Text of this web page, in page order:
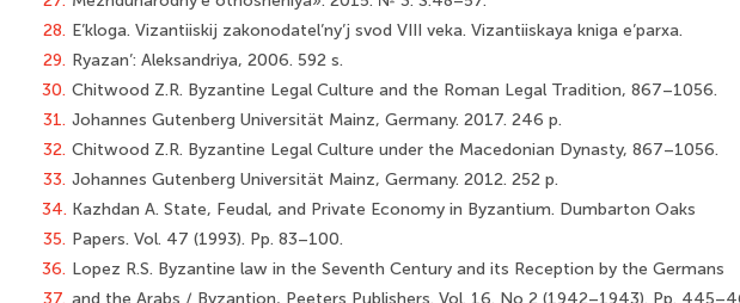
28. E’kloga. Vizantiiskij zakonodatel’ny’j svod VIII veka. Vizantiiskaya kniga e’parxa.
29. Ryazan’: Aleksandriya, 2006. 592 s.
30. Chitwood Z.R. Byzantine Legal Culture and the Roman Legal Tradition, 867–1056.
31. Johannes Gutenberg Universität Mainz, Germany. 2017. 246 p.
32. Chitwood Z.R. Byzantine Legal Culture under the Macedonian Dynasty, 867–1056.
33. Johannes Gutenberg Universität Mainz, Germany. 2012. 252 p.
34. Kazhdan A. State, Feudal, and Private Economy in Byzantium. Dumbarton Oaks
35. Papers. Vol. 47 (1993). Pp. 83–100.
36. Lopez R.S. Byzantine law in the Seventh Century and its Reception by the Germans
37. and the Arabs / Byzantion, Peeters Publishers. Vol. 16. No 2 (1942–1943). Pp.